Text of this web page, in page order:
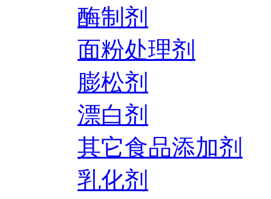
酶制剂
面粉处理剂
膨松剂
漂白剂
其它食品添加剂
乳化剂